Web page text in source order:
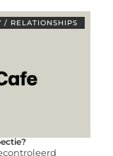
/ RELATIONSHIPS